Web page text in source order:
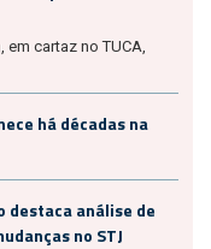
cartaz no TUCA,
há décadas na
destaca análise de
no STJ